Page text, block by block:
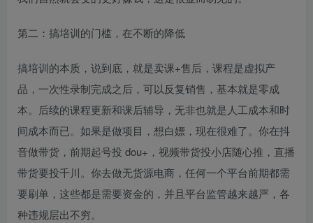
第二：搞培训的门槛，在不断的降低
搞培训的本质，说到底，就是卖课+售后，课程是虚拟产
品，一次性录制完成之后，可以反复销售，基本就是零成
本。后续的课程更新和课后辅导，无非也就是人工成本和时
间成本而已。如果是做项目，想白嫖，现在很难了。你在抖
音做带货，前期起号投 dou+，视频带货投小店随心推，直播
带货要投千川。你去做无货源电商，任何一个平台前期都需
要刷单，这些都是需要资金的，并且平台监管越来越严，各
种违规层出不穷。